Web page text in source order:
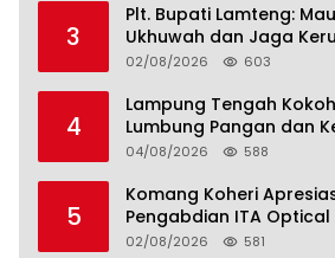
3
Plt. Bupati Lamteng:
Ukhuwah dan Jaga
02/08/2026 603
4
Lampung Tengah
Lumbung Pangan dan
Perkebunan Lampung,
Menuju Indonesia Emas
04/08/2026 588
5
Komang Koheri
Pengabdian ITA
Kesehatan Mata
02/08/2026 581